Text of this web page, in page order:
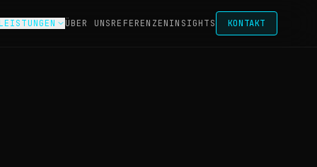
ÜBER UNSREFERENZENINSIGHTS KONTAKT